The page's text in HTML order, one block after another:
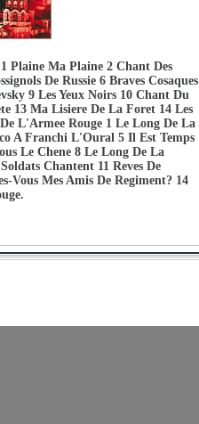
Plaine Ma Plaine 2 Chant Des
De Russie 6 Braves Cosaques
9 Les Yeux Noirs 10 Chant Du
13 Ma Lisiere De La Foret 14 Les
L'Armee Rouge 1 Le Long De La
A Franchi L'Oural 5 Il Est Temps
Le Chene 8 Le Long De La
Chantent 11 Reves De
Vous Mes Amis De Regiment? 14